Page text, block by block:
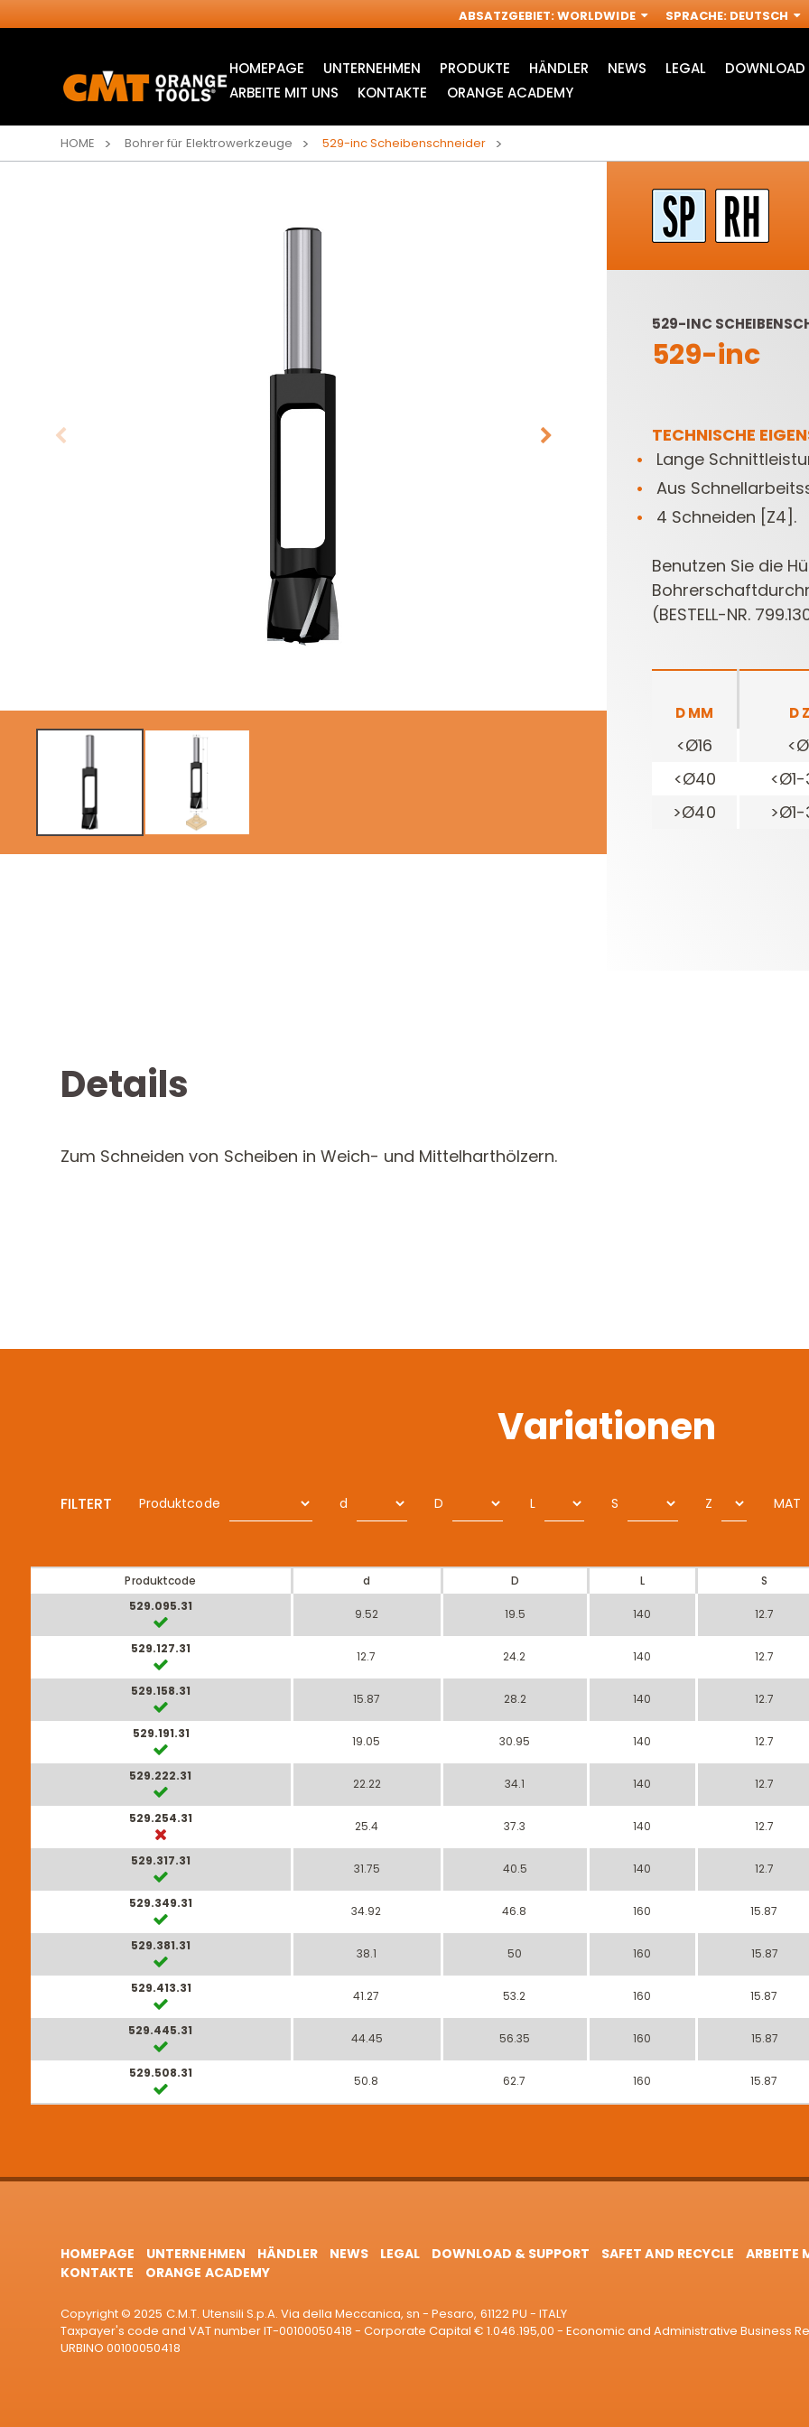
ABSATZGEBIET:WORLDWIDE SPRACHE: DEUTSCH
HOMEPAGE UNTERNEHMEN PRODUKTE
SÄBELSÄGEBLÄTTER
INDUSTRIELLE
OBERFRÄSE FRÄSER
OBERFRÄSEN
FRÄSERSETS
HÄNDLER NEWS LEGAL DOWNLOAD
ARBEITE MIT UNS
KONTAKTE ORANGE ACADEMY
HOME Bohrer für Elektrowerkzeuge 529-inc Scheibenschneider
529-INC
529-inc
TECHNISCHE
Lange
Aus
4 Schneiden [Z4].
Benutzen Sie die
(BESTELL-NR.
D MM D
<Ø16
<Ø40
>Ø40
Details
Zum Schneiden von Scheiben in Weich- und Mittelharthölzern.
Variationen
FILTERT Produktcode d D L S Z MAT
Produktcode d D L S
529.095.31
9.52 19.5 140 12.7
529.127.31
12.7 24.2 140 12.7
529.158.31
15.87 28.2 140 12.7
529.191.31
19.05 30.95 140 12.7
529.222.31
22.22 34.1 140 12.7
529.254.31
25.4 37.3 140 12.7
529.317.31
31.75 40.5 140 12.7
529.349.31
34.92 46.8 160 15.87
529.381.31
38.1 50 160 15.87
529.413.31
41.27 53.2 160 15.87
529.445.31
44.45 56.35 160 15.87
529.508.31
50.8 62.7 160 15.87
HOMEPAGE UNTERNEHMEN HÄNDLER NEWS LEGAL DOWNLOAD & SUPPORT SAFET AND RECYCLE
ARBEITE
KONTAKTE
ORANGE ACADEMY
Copyright © 2025 C.M.T. Utensili S.p.A. Via della Meccanica, sn - Pesaro, 61122 PU - ITALY
Taxpayer's code and VAT number IT-00100050418 - Corporate Capital € 1.046.195,00 - Economic and Administrative Business
URBINO 00100050418